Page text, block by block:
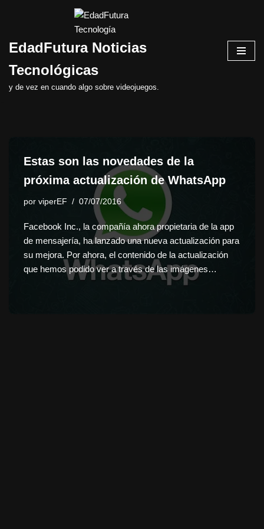
al
EdadFutura Noticias
Tecnológicas
y de vez en cuando algo sobre videojuegos.
Estas son las novedades de la
próxima actualización de WhatsApp
por viperEF 07/07/2016
Facebook Inc., la compañía ahora propietaria de la app
de mensajería, ha lanzado una nueva actualización para
su mejora. Por ahora, el contenido de la actualización
que hemos podido ver a través de las imágenes…